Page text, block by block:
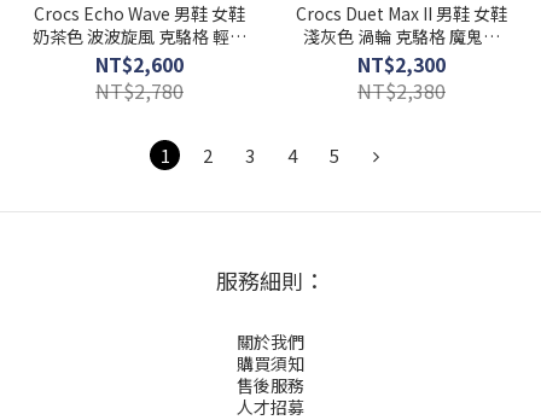
Crocs Echo Wave 男鞋 女鞋
奶茶色 波波旋風 克駱格 輕量
防水 休閒 拖鞋 210521-2Y2
NT$2,600
NT$2,780
Crocs Duet Max II 男鞋 女鞋
淺灰色 渦輪 克駱格 魔鬼氈
休閒 洞洞鞋 涼拖鞋 208776-
1YO
NT$2,300
NT$2,380
1 2 3 4 5
服務細則：
關於我們
購買須知
售後服務
人才招募